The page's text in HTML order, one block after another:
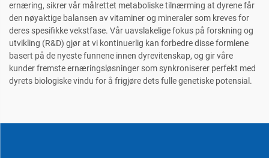
ernæring, sikrer vår målrettet metaboliske tilnærming at dyrene får
den nøyaktige balansen av vitaminer og mineraler som kreves for
deres spesifikke vekstfase. Vår uavslakelige fokus på forskning og
utvikling (R&D) gjør at vi kontinuerlig kan forbedre disse formlene
basert på de nyeste funnene innen dyrevitenskap, og gir våre
kunder fremste ernæringsløsninger som synkroniserer perfekt med
dyrets biologiske vindu for å frigjøre dets fulle genetiske potensial.